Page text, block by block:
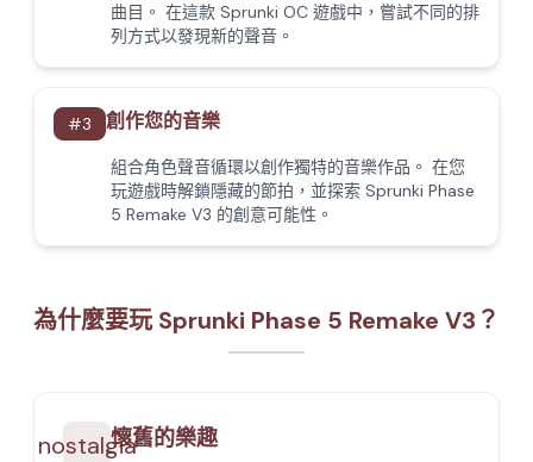
曲目。 在這款 Sprunki OC 遊戲中，嘗試不同的排
列方式以發現新的聲音。
#3 創作您的音樂
組合角色聲音循環以創作獨特的音樂作品。 在您
玩遊戲時解鎖隱藏的節拍，並探索 Sprunki Phase
5 Remake V3 的創意可能性。
為什麼要玩 Sprunki Phase 5 Remake V3？
nostalgia懷舊的樂趣